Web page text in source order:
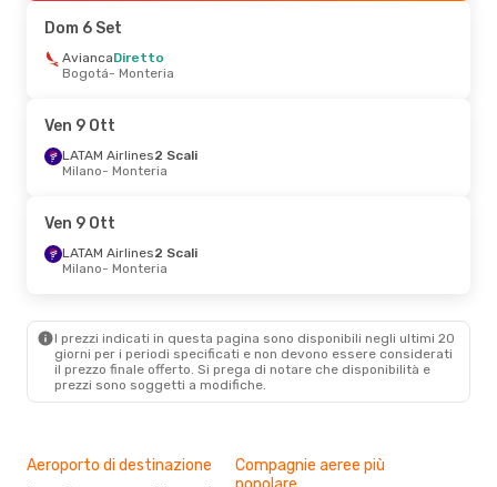
Monteria- Medellin
Mer 30 Set- Mer 7 Ott
Jetsmart Airlines
Monteria
AviancaDiretto
Bogotá - Monteria
AviancaDiretto
Monteria- Bogotá
Dom 6 Set
AviancaDiretto
Bogotá- Monteria
Ven 9 Ott
LATAM Airlines2 Scali
Milano- Monteria
Ven 9 Ott
LATAM Airlines2 Scali
Milano- Monteria
I prezzi indicati in questa pagina sono disponibili negli ultimi 20
giorni per i periodi specificati e non devono essere considerati
il ​​prezzo finale offerto. Si prega di notare che disponibilità e
prezzi sono soggetti a modifiche.
Aeroporto di destinazione
Compagnie aeree più